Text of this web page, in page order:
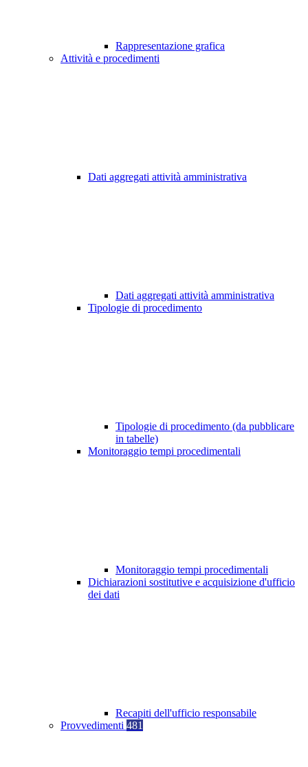
Rappresentazione grafica
Attività e procedimenti
Dati aggregati attività amministrativa
Dati aggregati attività amministrativa
Tipologie di procedimento
Tipologie di procedimento (da pubblicare
in tabelle)
Monitoraggio tempi procedimentali
Monitoraggio tempi procedimentali
Dichiarazioni sostitutive e acquisizione d'ufficio
dei dati
Recapiti dell'ufficio responsabile
Provvedimenti 481